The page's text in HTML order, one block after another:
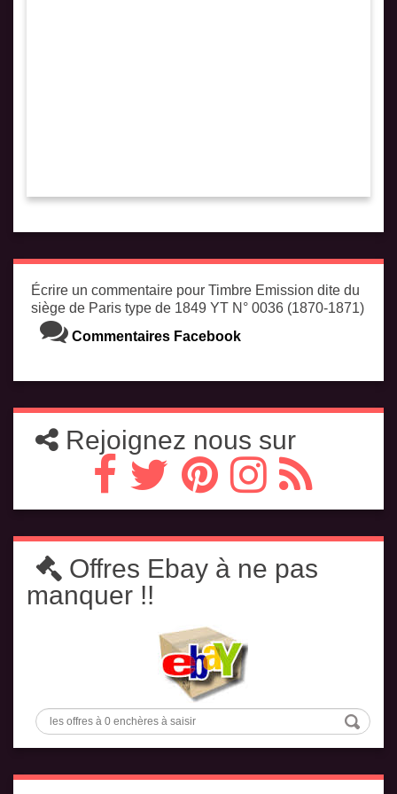
Écrire un commentaire pour Timbre Emission dite du
siège de Paris type de 1849 YT N° 0036 (1870-1871)
Commentaires Facebook
Rejoignez nous sur
Offres Ebay à ne pas
manquer !!